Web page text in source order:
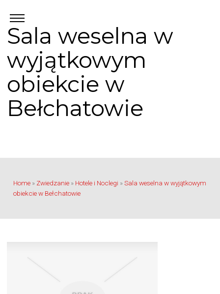
Sala weselna w
wyjątkowym
obiekcie w
Bełchatowie
Home » Zwiedzanie » Hotele i Noclegi »Sala weselna w wyjątkowym
obiekcie w Bełchatowie